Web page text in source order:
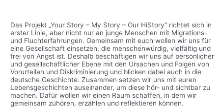
Das Projekt „Your Story – My Story – Our HiStory“ richtet sich in
erster Linie, aber nicht nur an junge Menschen mit Migrations-
und Fluchterfahrungen. Gemeinsam mit euch wollen wir uns für
eine Gesellschaft einsetzen, die menschenwürdig, vielfältig und
frei von Angst ist. Deshalb beschäftigen wir uns auf persönlicher
und gesellschaftlicher Ebene mit den Ursachen und Folgen von
Vorurteilen und Diskriminierung und blicken dabei auch in die
deutsche Geschichte. Zusammen setzen wir uns mit euren
Lebensgeschichten auseinander, um diese hör- und sichtbar zu
machen. Dafür wollen wir einen Raum schaffen, in dem wir
gemeinsam zuhören, erzählen und reflektieren können.